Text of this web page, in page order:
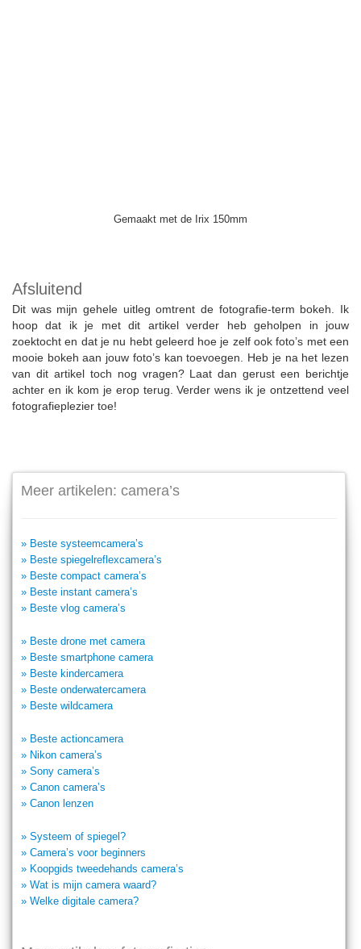
Gemaakt met de Irix 150mm
Afsluitend
Dit was mijn gehele uitleg omtrent de fotografie-term bokeh. Ik
hoop dat ik je met dit artikel verder heb geholpen in jouw
zoektocht en dat je nu hebt geleerd hoe je zelf ook foto’s met een
mooie bokeh aan jouw foto’s kan toevoegen. Heb je na het lezen
van dit artikel toch nog vragen? Laat dan gerust een berichtje
achter en ik kom je erop terug. Verder wens ik je ontzettend veel
fotografieplezier toe!
Meer artikelen: camera’s
» Beste systeemcamera’s
» Beste spiegelreflexcamera’s
» Beste compact camera’s
» Beste instant camera’s
» Beste vlog camera’s
» Beste drone met camera
» Beste smartphone camera
» Beste kindercamera
» Beste onderwatercamera
» Beste wildcamera
» Beste actioncamera
» Nikon camera’s
» Sony camera’s
» Canon camera’s
» Canon lenzen
» Systeem of spiegel?
» Camera’s voor beginners
» Koopgids tweedehands camera’s
» Wat is mijn camera waard?
» Welke digitale camera?